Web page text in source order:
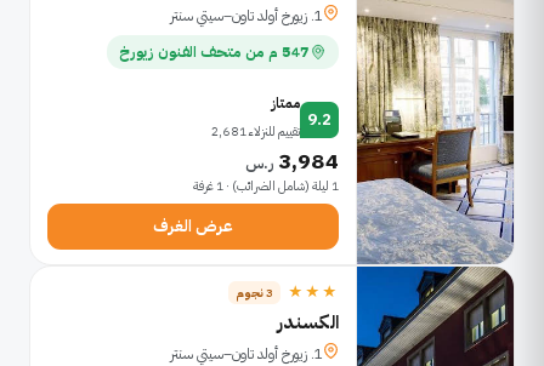
1. زيورخ أولد تاون–سيتي سنتر
547 م من متحف الفنون زيورخ
9.2
ممتاز
تقييم للنزلاء 2,681
3,984 ر.س
1 ليلة (شامل الضرائب) · 1 غرفة
عرض الغرف
★★★ 3 نجوم
الكسندر
1. زيورخ أولد تاون–سيتي سنتر